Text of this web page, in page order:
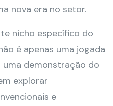
nova era no setor.
nicho específico do
é apenas uma jogada
demonstração do
explorar
e